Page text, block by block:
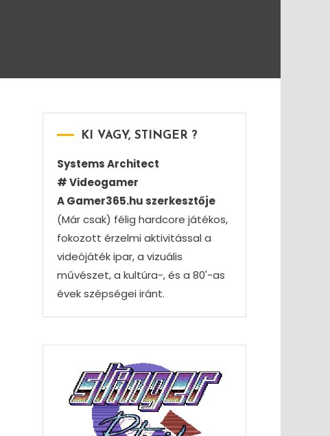
KI VAGY, STINGER ?
Systems Architect
# Videogamer
A Gamer365.hu szerkesztője
(Már csak) félig hardcore játékos,
fokozott érzelmi aktivitással a
videójáték ipar, a vizuális
művészet, a kultúra-, és a 80'-as
évek szépségei iránt.